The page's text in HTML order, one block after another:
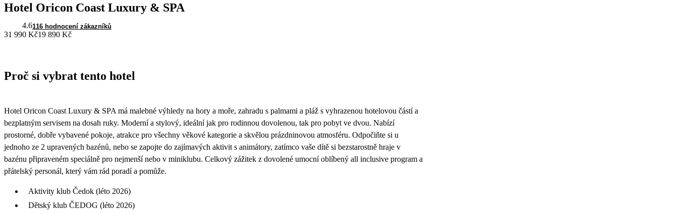
Hotel Oricon Coast Luxury & SPA
4.6116 hodnocení zákazníků
31 990 Kč19 890 Kč
Proč si vybrat tento hotel
Hotel Oricon Coast Luxury & SPA má malebné výhledy na hory a moře, zahradu s palmami a pláž s vyhrazenou hotelovou částí a
bezplatným servisem na dosah ruky. Moderní a stylový, ideální jak pro rodinnou dovolenou, tak pro pobyt ve dvou. Nabízí
prostorné, dobře vybavené pokoje, atrakce pro všechny věkové kategorie a skvělou prázdninovou atmosféru. Odpočiňte si u
jednoho ze 2 upravených bazénů, nebo se zapojte do zajímavých aktivit s animátory, zatímco vaše dítě si bezstarostně hraje v
bazénu připraveném speciálně pro nejmenší nebo v miniklubu. Celkový zážitek z dovolené umocní oblíbený all inclusive program a
přátelský personál, který vám rád poradí a pomůže.
Aktivity klub Čedok (léto 2026)
Dětský klub ČEDOG (léto 2026)